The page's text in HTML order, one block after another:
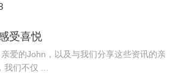
受喜悦
爱的John，以及与我们分享这些资讯的亲
们不仅 ...